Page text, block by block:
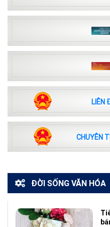
LIÊN
CHUYÊN
ĐỜI SỐNG VĂN HÓA